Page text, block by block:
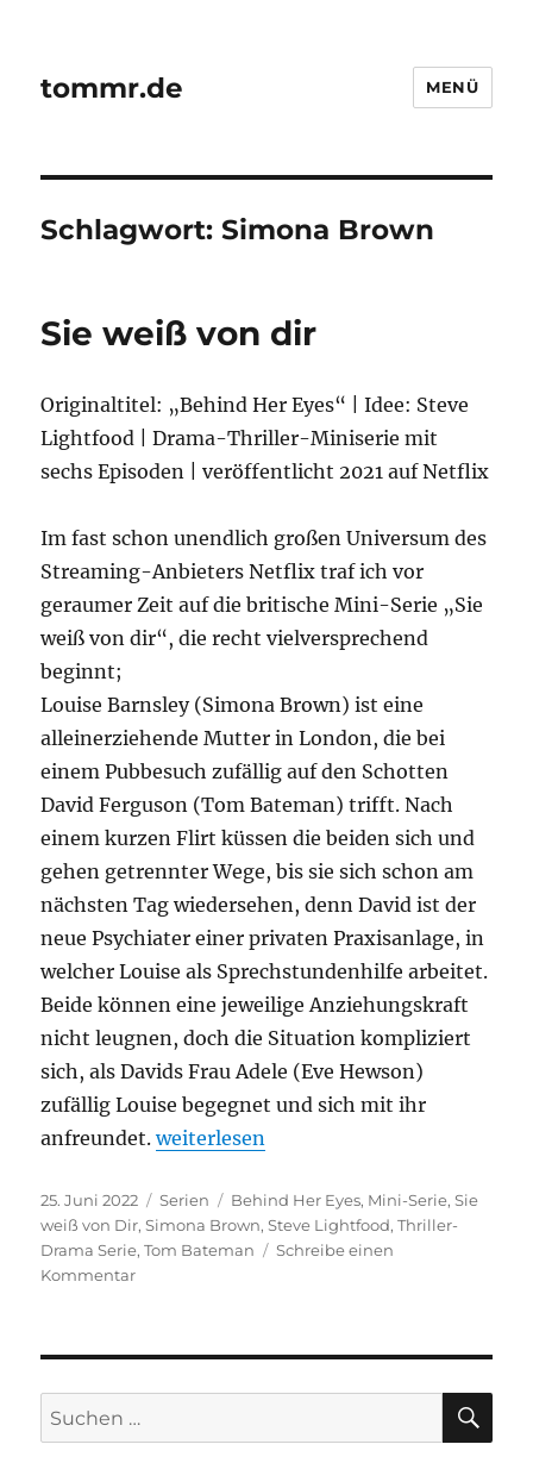
tommr.de MENÜ
Schlagwort:Simona Brown
Sie weiß von dir
Originaltitel: „Behind Her Eyes“ | Idee: Steve
Lightfood | Drama-Thriller-Miniserie mit
sechs Episoden | veröffentlicht 2021 auf Netflix
Im fast schon unendlich großen Universum des
Streaming-Anbieters Netflix traf ich vor
geraumer Zeit auf die britische Mini-Serie „Sie
weiß von dir“, die recht vielversprechend
beginnt;
Louise Barnsley (Simona Brown) ist eine
alleinerziehende Mutter in London, die bei
einem Pubbesuch zufällig auf den Schotten
David Ferguson (Tom Bateman) trifft. Nach
einem kurzen Flirt küssen die beiden sich und
gehen getrennter Wege, bis sie sich schon am
nächsten Tag wiedersehen, denn David ist der
neue Psychiater einer privaten Praxisanlage, in
welcher Louise als Sprechstundenhilfe arbeitet.
Beide können eine jeweilige Anziehungskraft
nicht leugnen, doch die Situation kompliziert
sich, als Davids Frau Adele (Eve Hewson)
zufällig Louise begegnet und sich mit ihr
anfreundet.„Sie weiß von dir“
weiterlesen
Veröffentlicht
am
25. Juni 2022 Kategorien
Serien Schlagwörter
Behind Her Eyes, Mini-Serie,Sie
weiß von Dir,Simona Brown,Steve Lightfood,Thriller-
Drama Serie,Tom Bateman
Schreibe einen
Kommentarzu
Suchen
nach: